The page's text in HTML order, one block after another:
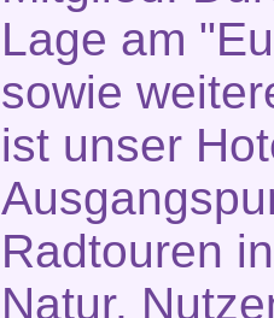
Lage am
sowie
ist unser
Radtouren
Natur.